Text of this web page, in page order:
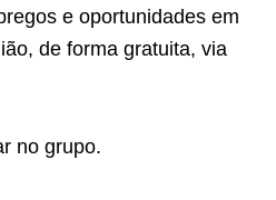
e oportunidades em
de forma gratuita, via
no grupo.